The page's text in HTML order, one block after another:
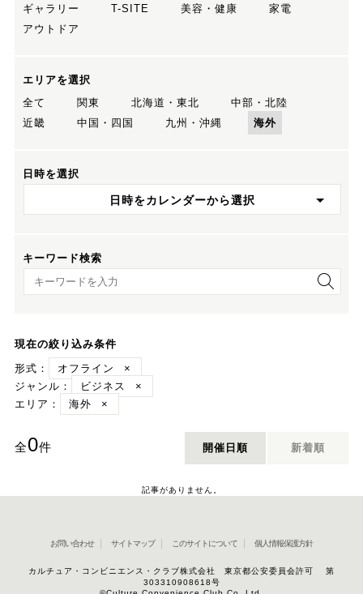
ギャラリー
T-SITE 美容・健康
家電
アウトドア
エリアを選択
全て
関東 北海道・東北
中部・北陸
近畿
中国・四国 九州・沖縄 海外
日時を選択
日時をカレンダーから選択
キーワード検索
キーワード検索
現在の絞り込み条件
形式：
オフライン
×
ジャンル：
ビジネス
×
エリア：
海外 ×
全0件 開催日順 新着順
記事がありません。
お問い合わせ サイトマップ このサイトについて 個人情報保護方針
カルチュア・コンビニエンス・クラブ株式会社 東京都公安委員会許可 第
303310908618号